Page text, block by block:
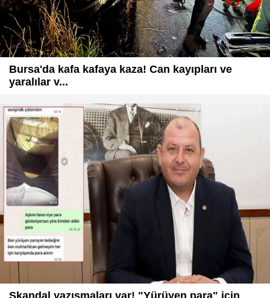
Bursa'da kafa kafaya kaza! Can kayıpları ve
yaralılar v...
Skandal yazışmaları var! "Yürüyen para" için